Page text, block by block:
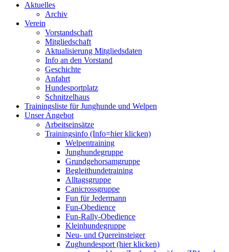
Aktuelles
Archiv
Verein
Vorstandschaft
Mitgliedschaft
Aktualisierung Mitgliedsdaten
Info an den Vorstand
Geschichte
Anfahrt
Hundesportplatz
Schnitzelhaus
Trainingsliste für Junghunde und Welpen
Unser Angebot
Arbeitseinsätze
Trainingsinfo (Info=hier klicken)
Welpentraining
Junghundegruppe
Grundgehorsamgruppe
Begleithundetraining
Alltagsgruppe
Canicrossgruppe
Fun für Jedermann
Fun-Obedience
Fun-Rally-Obedience
Kleinhundegruppe
Neu- und Quereinsteiger
Zughundesport (hier klicken)